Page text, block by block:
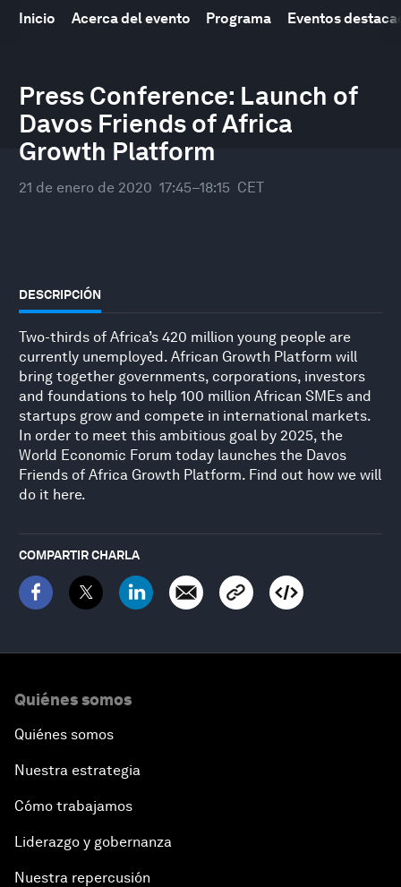
Inicio Acerca del evento Programa Eventos
Press Conference: Launch of
Davos Friends of Africa
Growth Platform
21 de enero de 2020 17:45–18:15 CET
DESCRIPCIÓN
Two-thirds of Africa’s 420 million young people are
currently unemployed. African Growth Platform will
bring together governments, corporations, investors
and foundations to help 100 million African SMEs and
startups grow and compete in international markets.
In order to meet this ambitious goal by 2025, the
World Economic Forum today launches the Davos
Friends of Africa Growth Platform. Find out how we will
do it here.
COMPARTIR CHARLA
Quiénes somos
Quiénes somos
Nuestra estrategia
Cómo trabajamos
Liderazgo y gobernanza
Nuestra repercusión